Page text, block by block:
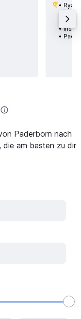
Paderborn nach
die am besten zu dir